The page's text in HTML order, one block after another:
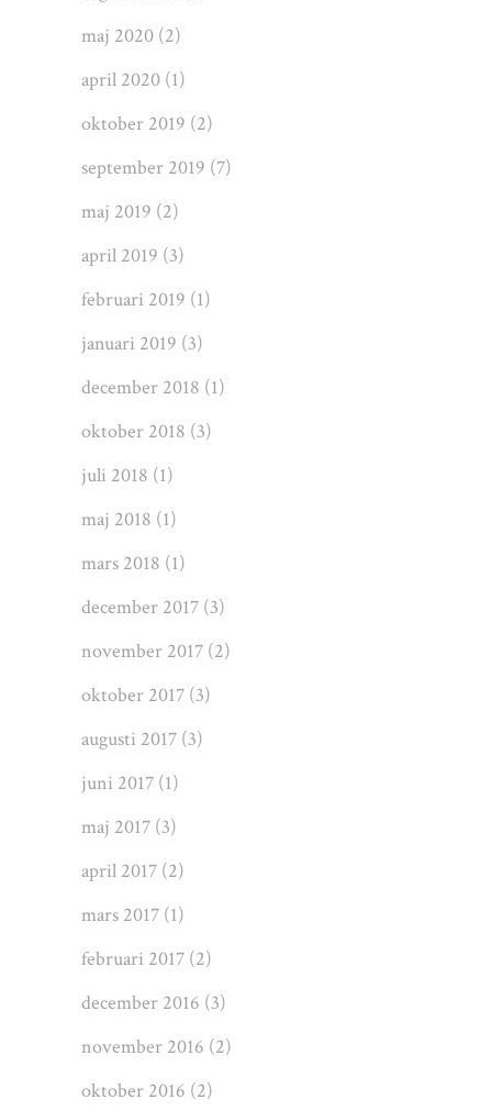
maj 2020 (2)
april 2020 (1)
oktober 2019 (2)
september 2019 (7)
maj 2019 (2)
april 2019 (3)
februari 2019 (1)
januari 2019 (3)
december 2018 (1)
oktober 2018 (3)
juli 2018 (1)
maj 2018 (1)
mars 2018 (1)
december 2017 (3)
november 2017 (2)
oktober 2017 (3)
augusti 2017 (3)
juni 2017 (1)
maj 2017 (3)
april 2017 (2)
mars 2017 (1)
februari 2017 (2)
december 2016 (3)
november 2016 (2)
oktober 2016 (2)